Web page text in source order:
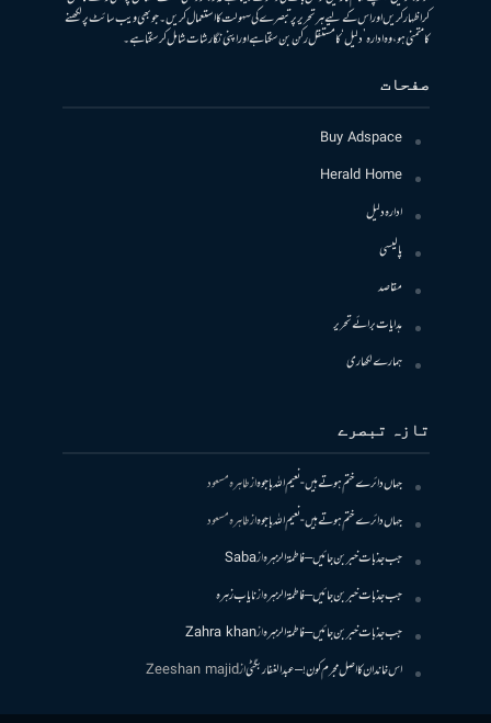
کر اظہار کریں اور اس کے لیے ہر تحریر پر تبصرے کی سہولت کا استعمال کریں۔ جو بھی ویب سائٹ پر لکھنے
کا متمنی ہو، وہ ادارہ ’دلیل‘ کا مستقل رکن بن سکتا ہے اور اپنی نگارشات شامل کرسکتا ہے۔
صفحات
Buy Adspace
Herald Home
ادارہ دلیل
پالیسی
مقاصد
ہدایات برائے تحریر
ہمارے لکھاری
تازہ تبصرے
جہاں دائرے ختم ہوتے ہیں- نعیم اللہ باجوہازطاہرہ مسعود
جہاں دائرے ختم ہوتے ہیں- نعیم اللہ باجوہازطاہرہ مسعود
جب جذبات خبر بن جائیں – فاطمۃالزہرہازSaba
جب جذبات خبر بن جائیں – فاطمۃالزہرہازنایاب زہرہ
جب جذبات خبر بن جائیں – فاطمۃالزہرہازZahra khan
اس خاندان کا اصل مجرم کون! – عبدالغفار بگٹیازZeeshan majid